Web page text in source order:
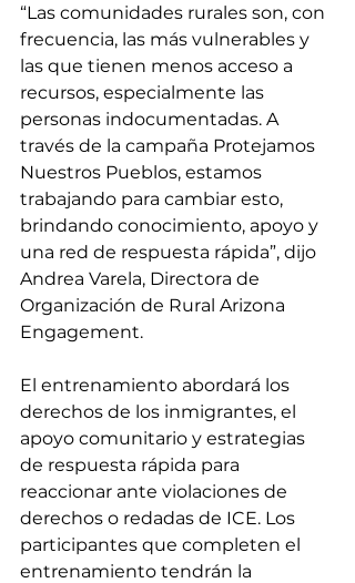
“Las comunidades rurales son, con
frecuencia, las más vulnerables y
las que tienen menos acceso a
recursos, especialmente las
personas indocumentadas. A
través de la campaña Protejamos
Nuestros Pueblos, estamos
trabajando para cambiar esto,
brindando conocimiento, apoyo y
una red de respuesta rápida”, dijo
Andrea Varela, Directora de
Organización de Rural Arizona
Engagement.
El entrenamiento abordará los
derechos de los inmigrantes, el
apoyo comunitario y estrategias
de respuesta rápida para
reaccionar ante violaciones de
derechos o redadas de ICE. Los
participantes que completen el
entrenamiento tendrán la